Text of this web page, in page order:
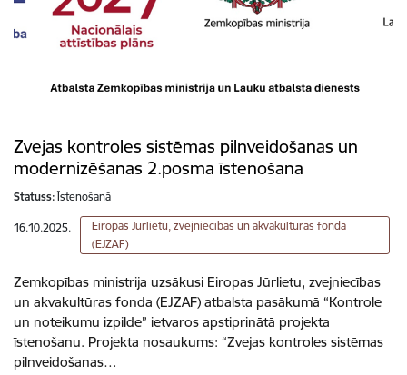
Zvejas kontroles sistēmas pilnveidošanas un
modernizēšanas 2.posma īstenošana
Statuss: Īstenošanā
16.10.2025.
Eiropas Jūrlietu, zvejniecības un akvakultūras fonda
(EJZAF)
Zemkopības ministrija uzsākusi Eiropas Jūrlietu, zvejniecības
un akvakultūras fonda (EJZAF) atbalsta pasākumā “Kontrole
un noteikumu izpilde” ietvaros apstiprinātā projekta
īstenošanu. Projekta nosaukums: “Zvejas kontroles sistēmas
pilnveidošanas…